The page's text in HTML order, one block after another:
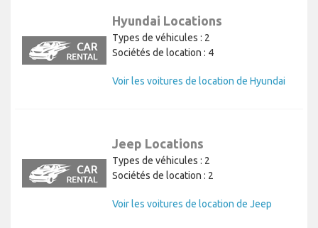
Hyundai Locations
Types de véhicules : 2
Sociétés de location : 4
Voir les voitures de location de Hyundai
Jeep Locations
Types de véhicules : 2
Sociétés de location : 2
Voir les voitures de location de Jeep